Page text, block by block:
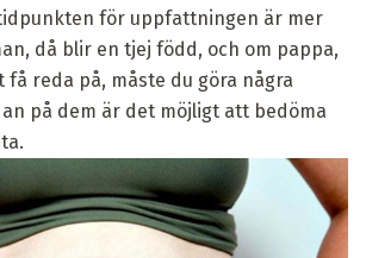
för uppfattningen är mer
då blir en tjej född, och om pappa,
få reda på, måste du göra några
på dem är det möjligt att bedöma